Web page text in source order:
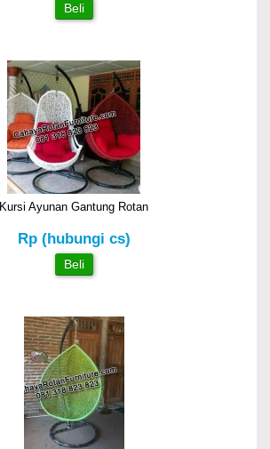
Beli
Kursi Ayunan Gantung Rotan
Rp (hubungi cs)
Beli